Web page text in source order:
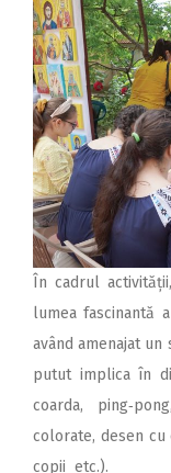
În cadrul
lumea fascinantă
având amenajat un
putut implica în
coarda,
colorate, desen
copii etc.).